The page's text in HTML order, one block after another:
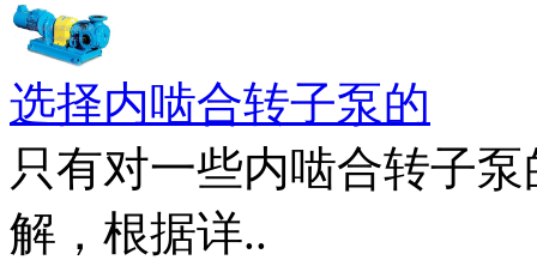
选择内啮合转子泵的
只有对一些内啮合转子
解，根据详..